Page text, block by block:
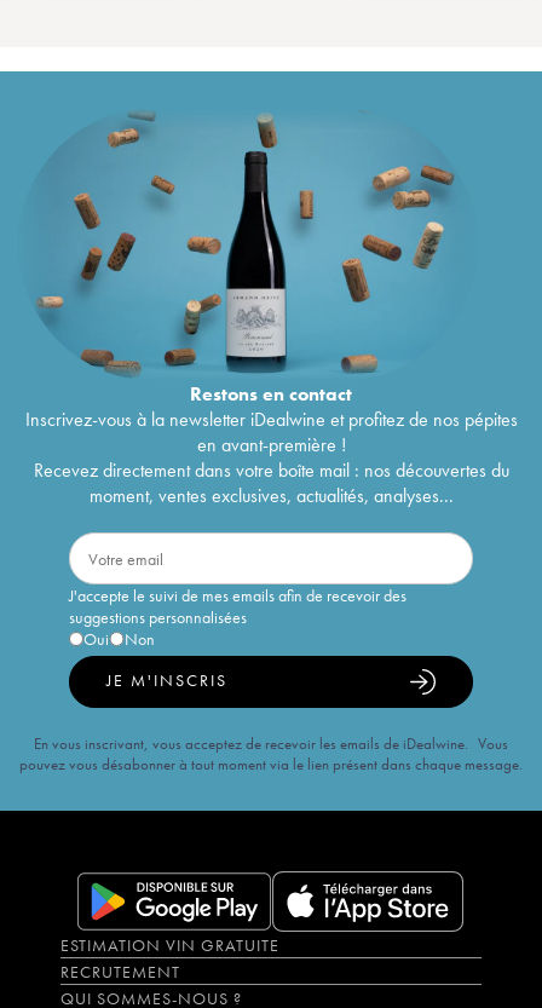
Restons encontact
Inscrivez-vous à la newsletter iDealwine et profitez de nos pépites
en avant-première !
Recevez directement dans votre boîte mail : nos découvertes du
moment, ventes exclusives, actualités, analyses...
J'accepte le suivi de mes emails afin de recevoir des
suggestions personnalisées
Oui
Non
JE M'INSCRIS
En vous inscrivant, vous acceptez de recevoir les emails de iDealwine. Vous
pouvez vous désabonner à tout moment via le lien présent dans chaque message.
ESTIMATION VIN GRATUITE
RECRUTEMENT
QUI SOMMES-NOUS ?